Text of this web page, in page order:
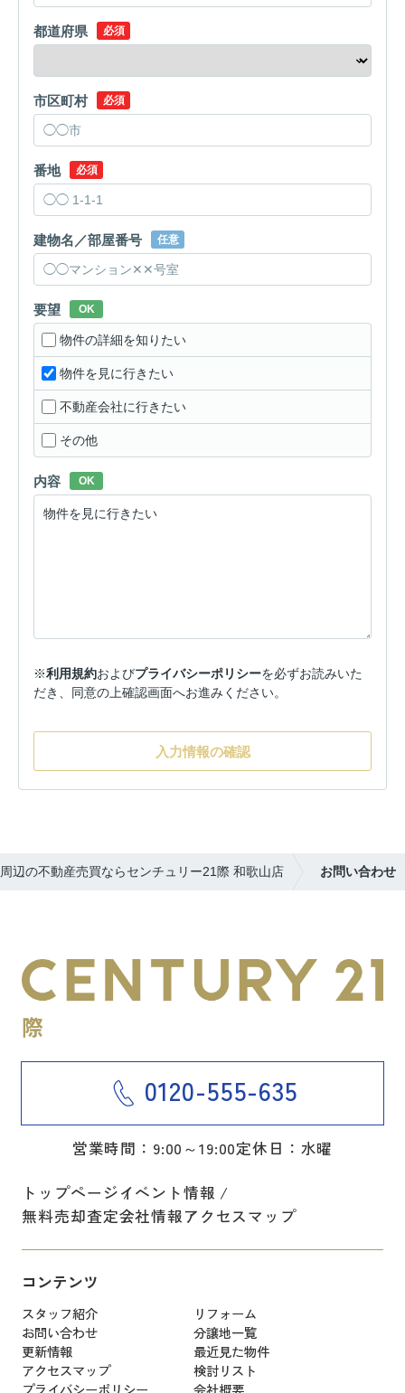
都道府県 必須
市区町村 必須
番地 必須
建物名／部屋番号 任意
要望 OK
物件の詳細を知りたい
物件を見に行きたい
不動産会社に行きたい
その他
内容 OK
※利用規約およびプライバシーポリシーを必ずお読みいた
だき、同意の上確認画面へお進みください。
入力情報の確認
辺の不動産売買ならセンチュリー21際 和歌山店 お問い合わせ
0120-555-635
営業時間：9:00～19:00定休日：水曜
トップページイベント情報
無料売却査定会社情報アクセスマップ
コンテンツ
スタッフ紹介
リフォーム
お問い合わせ
分譲地一覧
更新情報
最近見た物件
アクセスマップ
検討リスト